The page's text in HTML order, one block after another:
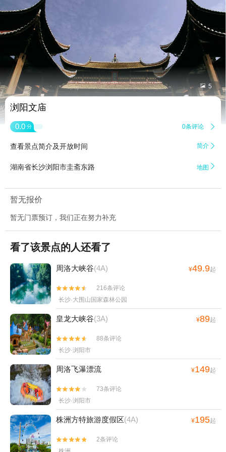
 5
浏阳文庙
0.0 分 0条评论 
查看景点简介及开放时间 简介 
湖南省长沙浏阳市圭斋东路 地图 
暂无报价
暂无门票预订，我们正在努力补充
看了该景点的人还看了
周洛大峡谷(4A) ¥49.9起


216条评论
长沙·大围山国家森林公园
皇龙大峡谷(3A) ¥89起


88条评论
长沙·浏阳市
周洛飞瀑漂流 ¥149起


73条评论
长沙·浏阳市
株洲方特旅游度假区(4A) ¥195起


2条评论
